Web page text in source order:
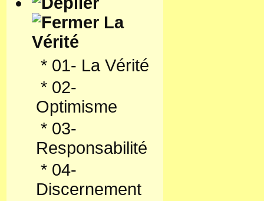
La
Vérité
* 01- La Vérité
* 02-
Optimisme
* 03-
Responsabilité
* 04-
Discernement